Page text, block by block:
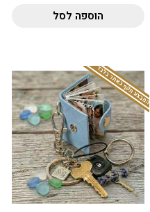
הוספה לסל
המבצע תקף באתר בלבד